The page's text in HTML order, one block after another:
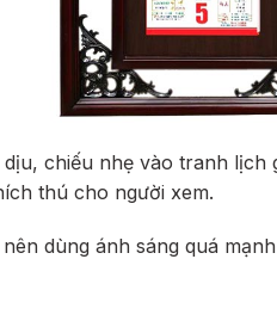
chiếu nhẹ vào tranh
thú cho người xem.
dùng ánh sáng quá